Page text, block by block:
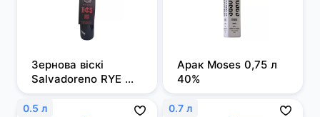
Зернова віскі
Salvadoreno RYE
0,7л 50%
Арак Moses 0,75 л
40%
0.5 л 0.7 л